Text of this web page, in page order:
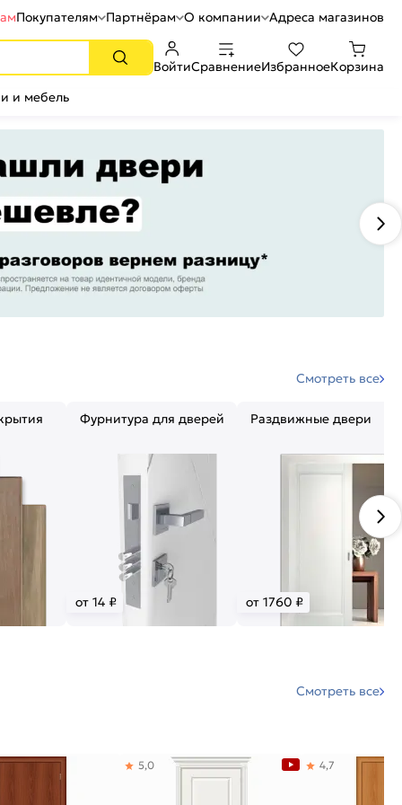
Покупателям Партнёрам О компании Адреса магазинов
ВойтиСравнениеИзбранноеКорзина
и мебель
Смотреть все
Фурнитура для дверей
от 14 ₽
Раздвижные двери
от 1760 ₽
Смотреть все
5,0 4,7